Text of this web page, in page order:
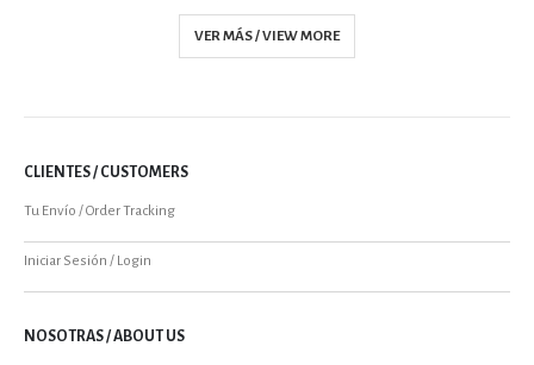
CLIENTES / CUSTOMERS
Tu Envío / Order Tracking
Iniciar Sesión / Login
NOSOTRAS / ABOUT US